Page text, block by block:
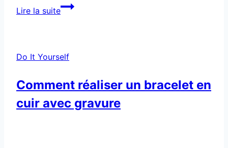
Lire la suiteComment
unique
partir
de
Do It Yourself
Comment réaliser un bracelet en
cuir avec gravure